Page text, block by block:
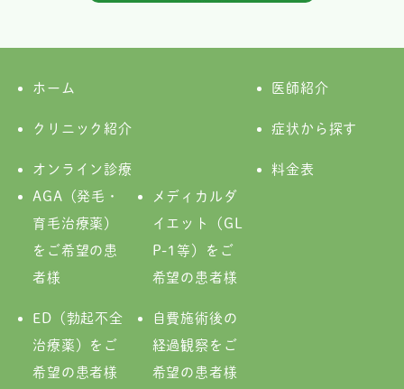
ホーム 医師紹介
クリニック紹介 症状から探す
オンライン診療
AGA（発毛・
育毛治療薬）
をご希望の患
者様
メディカルダ
イエット（GL
P-1等）をご
希望の患者様
ED（勃起不全
治療薬）をご
希望の患者様
自費施術後の
経過観察をご
希望の患者様
料金表